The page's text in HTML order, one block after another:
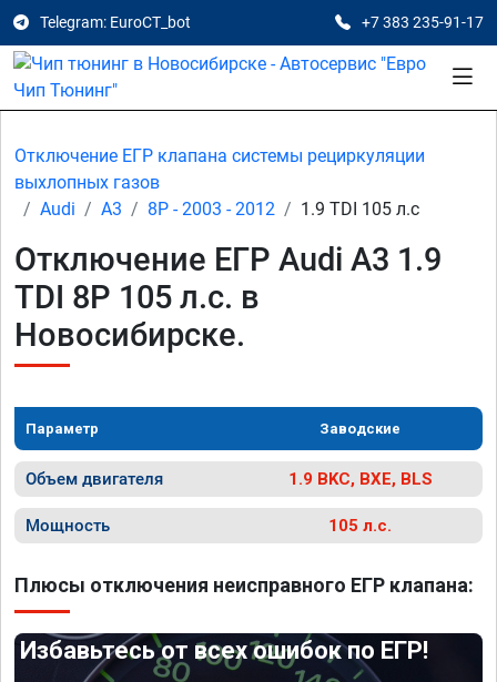
Telegram: EuroCT_bot +7 383 235-91-17
Отключение ЕГР клапана системы рециркуляции
выхлопных газов
Audi
A3 8P - 2003 - 2012 1.9 TDI 105 л.с
Отключение ЕГР Audi A3 1.9
TDI 8P 105 л.с. в
Новосибирске.
Параметр Заводские
Объем двигателя 1.9 BKC, BXE, BLS
Мощность 105 л.с.
Плюсы отключения неисправного ЕГР клапана:
Избавьтесь от всех ошибок по ЕГР!